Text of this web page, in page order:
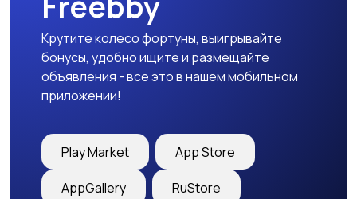
Крутите колесо фортуны, выигрывайте
бонусы, удобно ищите и размещайте
объявления - все это в нашем мобильном
приложении!
Play Market App Store
AppGallery RuStore